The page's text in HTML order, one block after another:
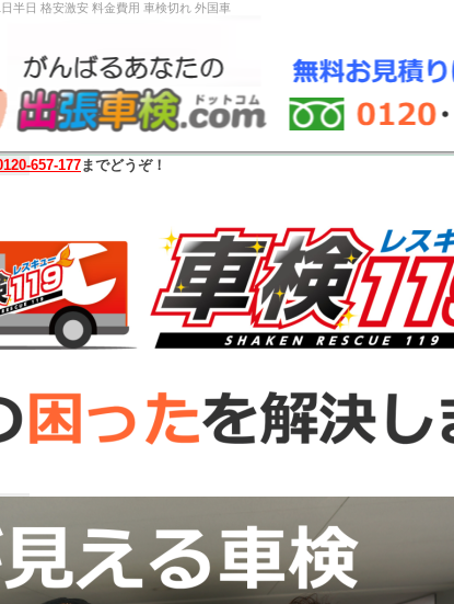
車検代行 1日半日 格安激安 料金費用 車検切れ 外国
657-177までどうぞ！